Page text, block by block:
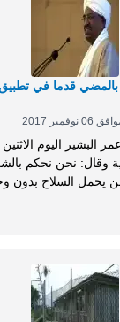
بالمضي قدما في
البشير اليوم
وقال: نحن نحكم
يحمل السلاح بدون
الحرابة. كما جدد البشير تعهداته